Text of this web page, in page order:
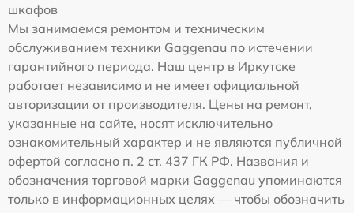
шкафов
Мы занимаемся ремонтом и техническим
обслуживанием техники Gaggenau по истечении
гарантийного периода. Наш центр в Иркутске
работает независимо и не имеет официальной
авторизации от производителя. Цены на ремонт,
указанные на сайте, носят исключительно
ознакомительный характер и не являются публичной
офертой согласно п. 2 ст. 437 ГК РФ. Названия и
обозначения торговой марки Gaggenau упоминаются
только в информационных целях — чтобы обозначить